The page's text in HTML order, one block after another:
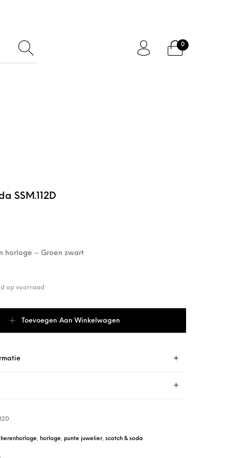
0
SSM.112D
horloge – Groen zwart
op voorraad
Toevoegen Aan Winkelwagen
herenhorloge, horloge, punte juwelier, scotch & soda